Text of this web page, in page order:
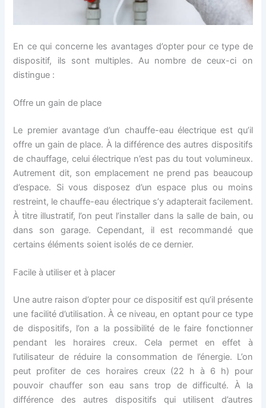
En ce qui concerne les avantages d’opter pour ce type de
dispositif, ils sont multiples. Au nombre de ceux-ci on
distingue :
Offre un gain de place
Le premier avantage d’un chauffe-eau électrique est qu’il
offre un gain de place. À la différence des autres dispositifs
de chauffage, celui électrique n’est pas du tout volumineux.
Autrement dit, son emplacement ne prend pas beaucoup
d’espace. Si vous disposez d’un espace plus ou moins
restreint, le chauffe-eau électrique s’y adapterait facilement.
À titre illustratif, l’on peut l’installer dans la salle de bain, ou
dans son garage. Cependant, il est recommandé que
certains éléments soient isolés de ce dernier.
Facile à utiliser et à placer
Une autre raison d’opter pour ce dispositif est qu’il présente
une facilité d’utilisation. À ce niveau, en optant pour ce type
de dispositifs, l’on a la possibilité de le faire fonctionner
pendant les horaires creux. Cela permet en effet à
l’utilisateur de réduire la consommation de l’énergie. L’on
peut profiter de ces horaires creux (22 h à 6 h) pour
pouvoir chauffer son eau sans trop de difficulté. À la
différence des autres dispositifs qui utilisent d’autres